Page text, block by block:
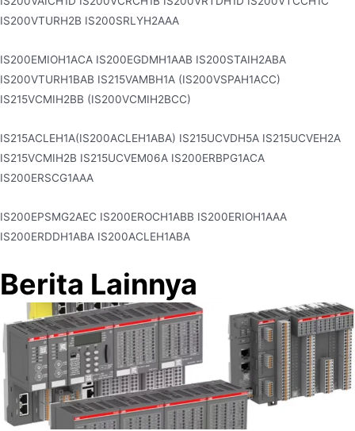
IS200VTURH2B IS200SRLYH2AAA
IS200EMIOH1ACA IS200EGDMH1AAB IS200STAIH2ABA
IS200VTURH1BAB IS215VAMBH1A (IS200VSPAH1ACC)
IS215VCMIH2BB (IS200VCMIH2BCC)
IS215ACLEH1A(IS200ACLEH1ABA) IS215UCVDH5A IS215UCVEH2A
IS215VCMIH2B IS215UCVEM06A IS200ERBPG1ACA
IS200ERSCG1AAA
IS200EPSMG2AEC IS200EROCH1ABB IS200ERIOH1AAA
IS200ERDDH1ABA IS200ACLEH1ABA
Berita Lainnya